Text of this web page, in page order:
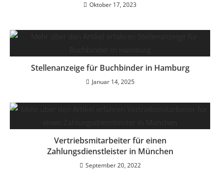
Oktober 17, 2023
Stellenanzeige für Buchbinder in Hamburg
Januar 14, 2025
Vertriebsmitarbeiter für einen
Zahlungsdienstleister in München
September 20, 2022